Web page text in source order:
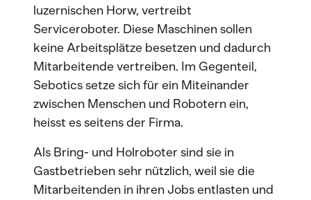
luzernischen Horw, vertreibt
Serviceroboter. Diese Maschinen sollen
keine Arbeitsplätze besetzen und dadurch
Mitarbeitende vertreiben. Im Gegenteil,
Sebotics setze sich für ein Miteinander
zwischen Menschen und Robotern ein,
heisst es seitens der Firma.
Als Bring- und Holroboter sind sie in
Gastbetrieben sehr nützlich, weil sie die
Mitarbeitenden in ihren Jobs entlasten und